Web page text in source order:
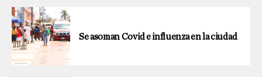
Se asoman Covid e influenza en la ciudad